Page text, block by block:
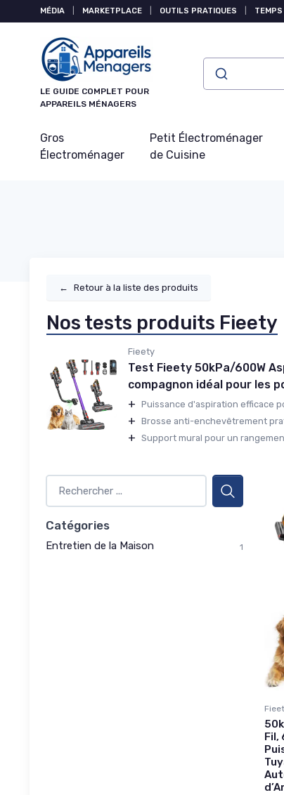
MÉDIA MARKETPLACE OUTILS PRATIQUES TEMPS
LE GUIDE COMPLET POUR
APPAREILS MÉNAGERS
Gros
Électroménager
Petit Électroménager
de Cuisine
← Retour à la liste des produits
Nos tests produits Fieety
Fieety
Test Fieety 50kPa/600W
compagnon idéal pour les
+ Puissance d'aspiration efficace
+ Brosse anti-enchevêtrement
+ Support mural pour un
Catégories
Entretien de la Maison 1
Fil,
Panneau de gestion des cookies